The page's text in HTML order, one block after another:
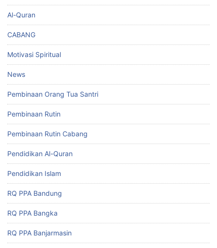
Al-Quran
CABANG
Motivasi Spiritual
News
Pembinaan Orang Tua Santri
Pembinaan Rutin
Pembinaan Rutin Cabang
Pendidikan Al-Quran
Pendidikan Islam
RQ PPA Bandung
RQ PPA Bangka
RQ PPA Banjarmasin